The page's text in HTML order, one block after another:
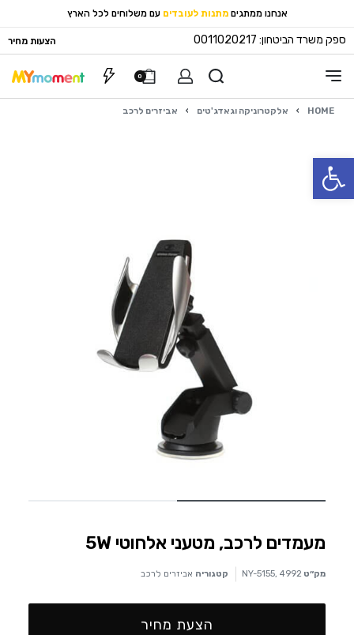
פתח סרגל נגישות
אנחנו ממתגים מתנות לעובדים עם משלוחים לכל הארץ
ספק משרד הביטחון: 0011020217 הצעות מחיר
0
HOME
› אלקטרוניקה וגאדג'טים › אביזרים לרכב
מעמדים לרכב, מטעני אלחוטי 5W
מק״ט NY-5155, 4992 קטגוריה אביזרים לרכב
הצעת מחיר